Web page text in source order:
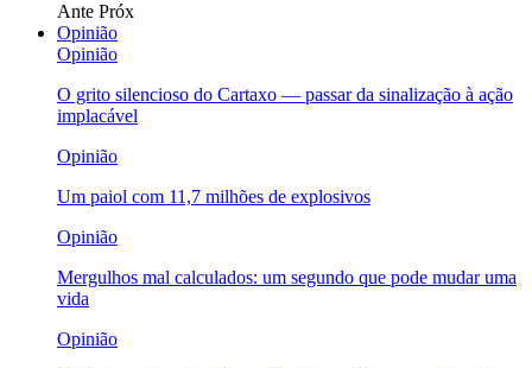
Ante Próx
Opinião
Opinião
O grito silencioso do Cartaxo — passar da sinalização à ação
implacável
Opinião
Um paiol com 11,7 milhões de explosivos
Opinião
Mergulhos mal calculados: um segundo que pode mudar uma
vida
Opinião